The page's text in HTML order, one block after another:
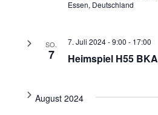
Essen, Deutschland
SO.
7 Heimspiel H55 BKA
7. Juli 2024 - 9:00 - 17:00
August 2024